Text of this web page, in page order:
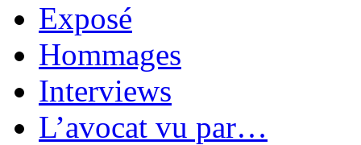
Exposé
Hommages
Interviews
L’avocat vu par…